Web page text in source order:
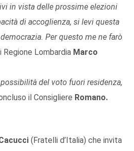
in vista delle prossime elezioni
di accoglienza, si levi questa
Per questo me ne farò
Lombardia Marco
del voto fuori residenza,
il Consigliere Romano.
(Fratelli d’Italia) che invita